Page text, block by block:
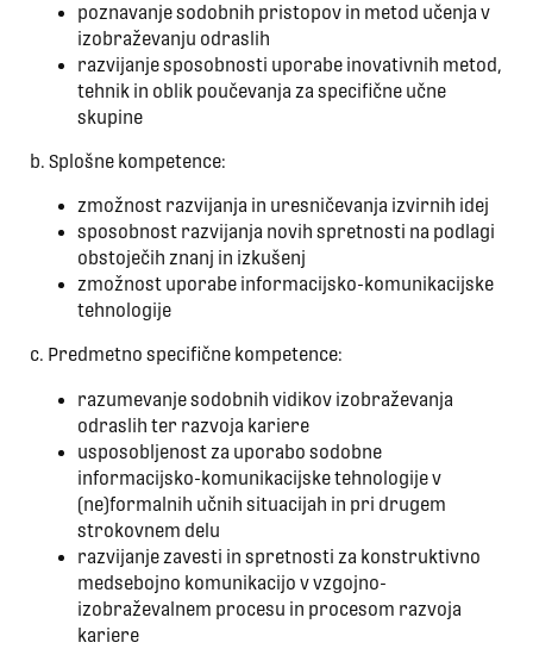
poznavanje sodobnih pristopov in metod učenja v
izobraževanju odraslih
razvijanje sposobnosti uporabe inovativnih metod,
tehnik in oblik poučevanja za specifične učne
skupine
b. Splošne kompetence:
zmožnost razvijanja in uresničevanja izvirnih idej
sposobnost razvijanja novih spretnosti na podlagi
obstoječih znanj in izkušenj
zmožnost uporabe informacijsko-komunikacijske
tehnologije
c. Predmetno specifične kompetence:
razumevanje sodobnih vidikov izobraževanja
odraslih ter razvoja kariere
usposobljenost za uporabo sodobne
informacijsko-komunikacijske tehnologije v
(ne)formalnih učnih situacijah in pri drugem
strokovnem delu
razvijanje zavesti in spretnosti za konstruktivno
medsebojno komunikacijo v vzgojno-
izobraževalnem procesu in procesom razvoja
kariere